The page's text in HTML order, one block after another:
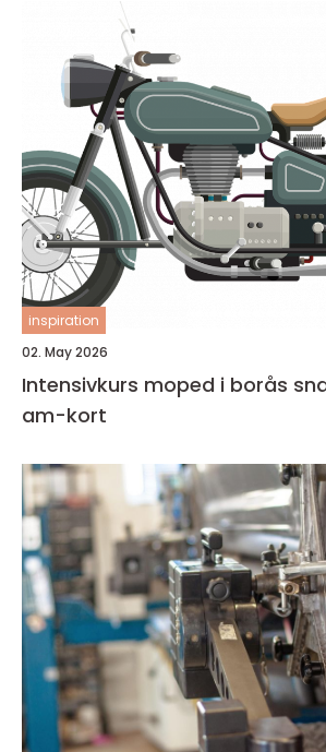
inspiration
02. May 2026
Intensivkurs moped i borås snabb väg till
am-kort